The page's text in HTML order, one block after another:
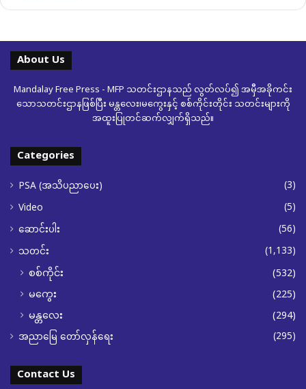
About Us
Mandalay Free Press - MFP သတင်းဌာနသည် လွတ်လပ်၍ အမှီအခိုကင်း
သောသတင်းဌာနဖြစ်ပြီး မန္တလေး၊မကွေးနှင့် စစ်ကိုင်းတိုင်း သတင်းများကို
အထူးပြုတင်ဆက်လျှက်ရှိသည်။
Categories
PSA (အသိပညာပေး)
(3)
Video
(5)
ဆောင်းပါး
(56)
သတင်း
(1,133)
စစ်ကိုင်း
(532)
မကွေး
(225)
မန္တလေး
(294)
အညာမြေ တော်လှန်ရေး (295)
Contact Us